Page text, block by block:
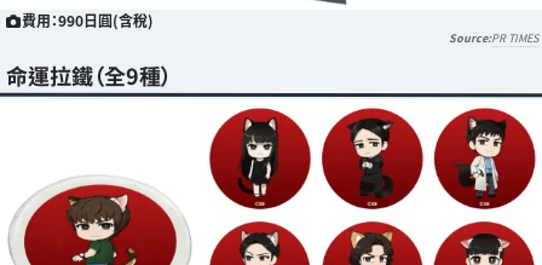
費用：990日圓(含稅)
PR TIMES
命運拉鐵（全9種）